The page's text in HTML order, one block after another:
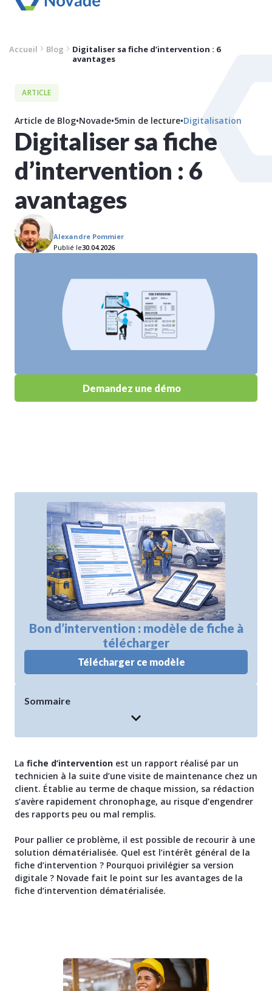
Accueil Blog
Digitaliser sa fiche d’intervention : 6
avantages
ARTICLE
Article de Blog•Novade•5min de lecture•Digitalisation
Digitaliser sa fiche
d’intervention : 6
avantages
Alexandre Pommier
Publié le30.04.2026
Demandez une démo
Sommaire
Bon d’intervention : modèle de fiche à
télécharger
Télécharger ce modèle
La fiche d’intervention est un rapport réalisé par un
technicien à la suite d’une visite de maintenance chez un
client. Établie au terme de chaque mission, sa rédaction
s’avère rapidement chronophage, au risque d’engendrer
des rapports peu ou mal remplis.
Pour pallier ce problème, il est possible de recourir à une
solution dématérialisée. Quel est l’intérêt général de la
fiche d’intervention ? Pourquoi privilégier sa version
digitale ? Novade fait le point sur les avantages de la
fiche d’intervention dématérialisée.